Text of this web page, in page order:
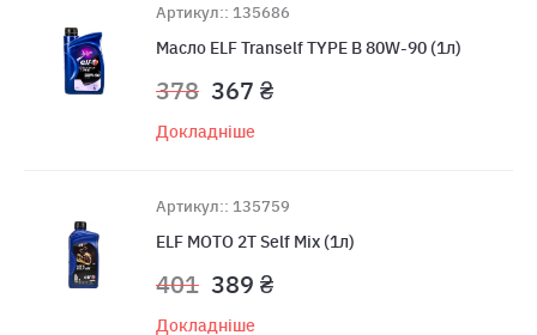
Артикул:: 135686
Масло ELF Tranself TYPE B 80W-90 (1л)
378 367 ₴
Докладніше
Артикул:: 135759
ELF MOTO 2T Self Mix (1л)
401 389 ₴
Докладніше